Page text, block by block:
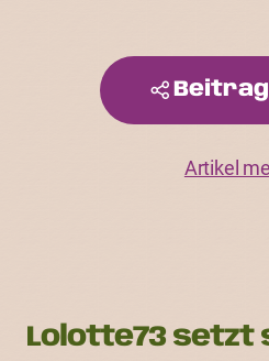
Artikel
Lolotte73 setzt